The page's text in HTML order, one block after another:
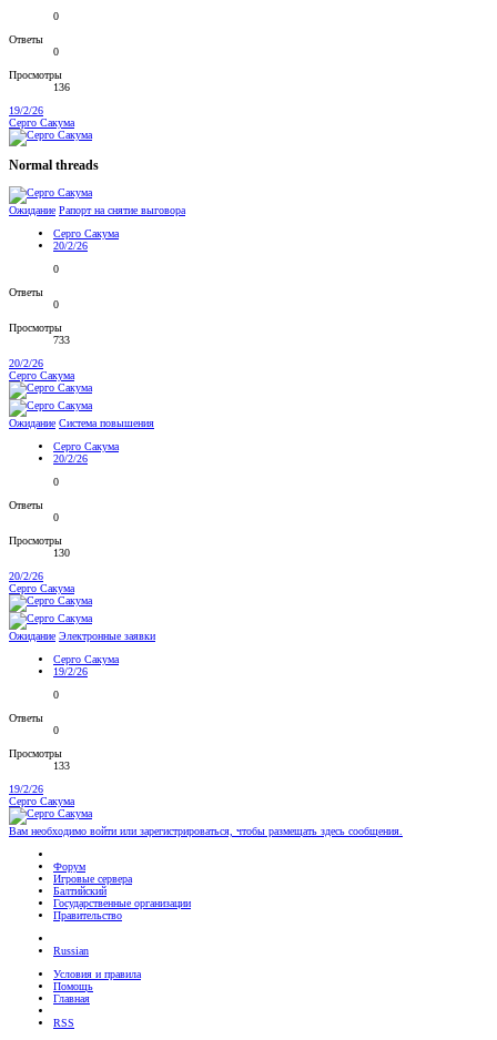
0
Ответы
0
Просмотры
136
19/2/26
Серго Сакума
Normal threads
Ожидание Рапорт на снятие выговора
Серго Сакума
20/2/26
0
Ответы
0
Просмотры
733
20/2/26
Серго Сакума
Ожидание Система повышения
Серго Сакума
20/2/26
0
Ответы
0
Просмотры
130
20/2/26
Серго Сакума
Ожидание Электронные заявки
Серго Сакума
19/2/26
0
Ответы
0
Просмотры
133
19/2/26
Серго Сакума
Вам необходимо войти или зарегистрироваться, чтобы размещать здесь сообщения.
Форум
Игровые сервера
Балтийский
Государственные организации
Правительство
Russian
Условия и правила
Помощь
Главная
RSS